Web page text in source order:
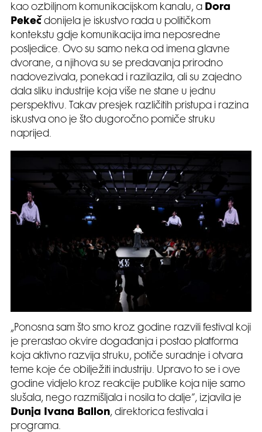
kao ozbiljnom komunikacijskom kanalu, a Dora
Pekeč donijela je iskustvo rada u političkom
kontekstu gdje komunikacija ima neposredne
posljedice. Ovo su samo neka od imena glavne
dvorane, a njihova su se predavanja prirodno
nadovezivala, ponekad i razilazila, ali su zajedno
dala sliku industrije koja više ne stane u jednu
perspektivu. Takav presjek različitih pristupa i razina
iskustva ono je što dugoročno pomiče struku
naprijed.
„Ponosna sam što smo kroz godine razvili festival koji
je prerastao okvire događanja i postao platforma
koja aktivno razvija struku, potiče suradnje i otvara
teme koje će obilježiti industriju. Upravo to se i ove
godine vidjelo kroz reakcije publike koja nije samo
slušala, nego razmišljala i nosila to dalje”, izjavila je
Dunja Ivana Ballon, direktorica festivala i
programa.